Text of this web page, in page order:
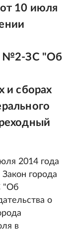
10 июля
№2-ЗС "Об
и сборах
2014 года
города
"Об
о
в